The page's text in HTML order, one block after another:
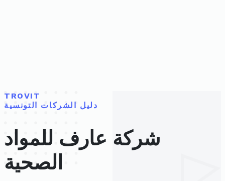
TROVIT
دليل الشركات التونسية
شركة عارف للمواد
الصحية